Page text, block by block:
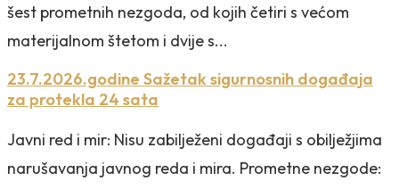
šest prometnih nezgoda, od kojih četiri s većom
materijalnom štetom i dvije s...
23.7.2026.godine Sažetak sigurnosnih događaja
za protekla 24 sata
Javni red i mir: Nisu zabilježeni događaji s obilježjima
narušavanja javnog reda i mira. Prometne nezgode: